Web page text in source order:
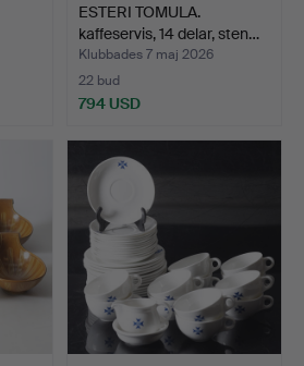
ESTERI TOMULA.
kaffeservis, 14 delar, sten…
Klubbades 7 maj 2026
22 bud
794 USD